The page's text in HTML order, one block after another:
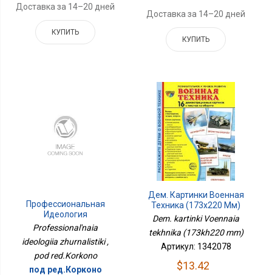
Доставка за 14–20 дней
КУПИТЬ
Доставка за 14–20 дней
КУПИТЬ
Профессиональная
Идеология
Журналистики
Professional'naia
ideologiia zhurnalistiki ,
pod red.Korkono
под ред.Корконо
Дем. Картинки Военная
Техника (173х220 Мм)
Dem. kartinki Voennaia
tekhnika (173kh220 mm)
Артикул: 1342078
$13.42